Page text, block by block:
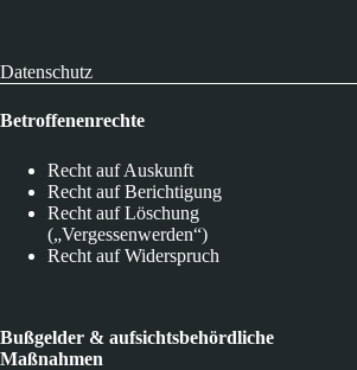
Datenschutz
Betroffenenrechte
Recht auf Auskunft
Recht auf Berichtigung
Recht auf Löschung
(„Vergessenwerden“)
Recht auf Widerspruch
Bußgelder & aufsichtsbehördliche
Maßnahmen